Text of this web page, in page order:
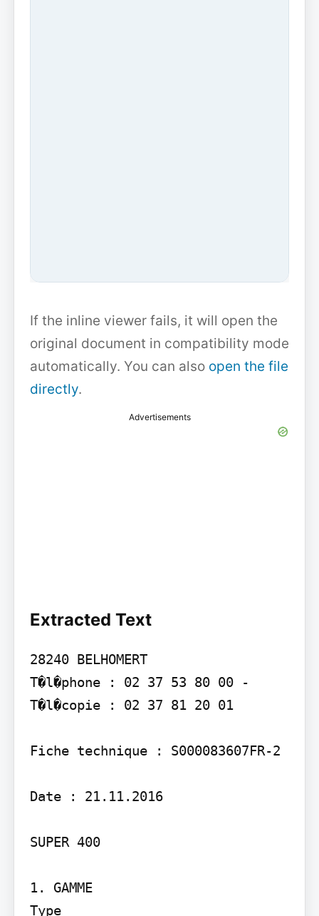
If the inline viewer fails, it will open the
original document in compatibility mode
automatically. You can also open the file
directly.
Advertisements
Extracted Text
28240 BELHOMERT
T�l�phone : 02 37 53 80 00 -
T�l�copie : 02 37 81 20 01
Fiche technique : S000083607FR-2
Date : 21.11.2016
SUPER 400
1. GAMME
Type